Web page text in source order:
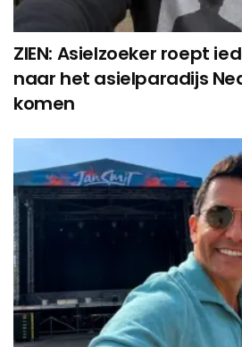
ZIEN: Asielzoeker roept
naar het asielparadijs
komen